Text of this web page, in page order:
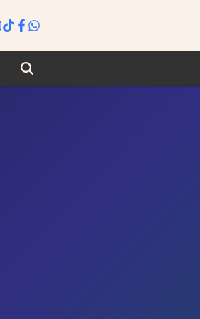
Search